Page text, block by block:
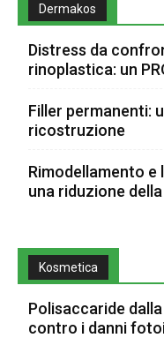
Dermakos
Distress da
rinoplastica: un
Filler permanenti:
ricostruzione
Rimodellamento
una riduzione
Kosmetica
Polisaccaride
contro i danni